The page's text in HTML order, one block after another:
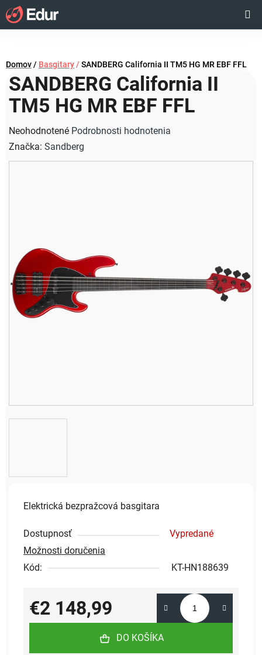
Prejsť
na
obsah
KOŠÍK
Domov/ Basgitary / SANDBERG California II TM5 HG MR EBF FFL
Elektrická bezpražcová basgitara
Dostupnosť
Vypredané
Možnosti doručenia
Kód:
KT-HN188639
€2 148,99
Jednotková cena:
DO KOŠÍKA
SANDBERG California II
TM5 HG MR EBF FFL
Priemerné
hodnotenie
produktu
Neohodnotené Podrobnosti hodnotenia
Značka: Sandberg